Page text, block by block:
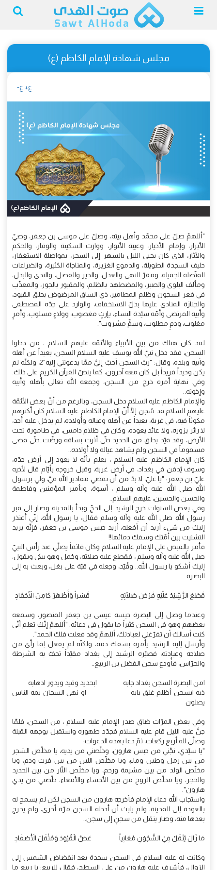
مجلس شهادة الإمام الكاظم (ع)
ع+ ع-
"أللهمّ صلّ على محمّد وأهل بيته، وصلّ على موسى بن جعفر، وصيّ
الأبرار، وإمام الأخيار، وعيبة الأنوار، ووارث السكينة والوقار، والحكم
والآثار، الذي كان يحيي الليل بالسهر إلى السحر، بمواصلة الاستغفار،
حليف السجدة الطويلة، والدموع الغزيرة، والمناجاة الكثيرة، والضراعات
المتّصلة الجميلة، ومقرّ النهى والعدل، والخير والفضل، والندى والبذل،
ومألف البلوى والصبر، والمضطهد بالظلم، والمقبور بالجور، والمعذّب
في قعر السجون وظلم المطامير، ذي الساق المرضوض بحلق القيود،
والجنازة المنادى عليها بذلّ الاستخفاف، والوارد على جدّه المصطفى
وأبيه المرتضى وأمّه سيّدة النساء، بإرثٍ مغصوب، وولاءٍ مسلوب، وأمرٍ
مغلوب، ودمٍ مطلوب، وسمٍّ مشروب".
لقد كان هناك من بين الأنبياء والأئمّة عليهم السلام ، من دخلوا
السجن، فقد دخل نبيّ الله يوسف عليه السلام السجن، بعيداً عن أهله
وأبيه وبلده، وقال: "ربّ السجن أحبّ إليَّ ممّا يدعونني إليه"2، ولكنّه لم
يكن وحيداً فريداً بل كان معه آخرون، كما ينصّ القرآن الكريم على ذلك.
وفي نهاية أمره خرج من السجن، وجمعه الله تعالى بأهله وأبيه
وإخوته..
والإمام الكاظم عليه السلام دخل السجن، وبالرغم من أنّ بعض الأئمّة
عليهم السلام قد سُجن إلّا أنّ الإمام الكاظم عليه السلام كان أكثرهم
مكوثاً فيه، في غربة، بعيداً عن أهله وعياله وأولاده، لم يدخل عليه أحد،
لا زائر يزوره، ولا عائد يعوده، وكان في ظلام دامس، في طامورة تحت
الأرض، وقد قيّد بحلق من الحديد حتّى أثرت بساقه ورضّت..حتّى قضى
مسموماً في السجن ولم يشاهد عياله ولا أولاده..
كان الإمام الكاظم عليه السلام ، يعلم بأنّه لا يعود إلى أرض جدّه،
وسوف يُدفن في بغداد، في أرض غربة، وقبل خروجه بأيّام قال لأخيه
عليّ بن جعفر: "يا عليّ، لا بدّ من أن تمضي مقادير الله فيَّ، ولي برسول
الله صلى الله عليه وآله وسلم ، أسوة، وبأمير المؤمنين وفاطمة
والحسن والحسين، عليهم السلام..
وفي بعض السنوات خرج الرشيد إلى الحجّ وبدأ بالمدينة وصار إلى قبر
رسول الله صلى الله عليه وآله وسلم فقال: يا رسول الله، إنّي أعتذر
إليك من شيء أريد أن أفعله، أريد حبس موسى بن جعفر، فإنّه يريد
التشتيت بين أمّتك وسفك دمائها!!
فأمر بالقبض على الإمام عليه السلام وكان قائماً يصلّي عند رأس النبيّ
صلى الله عليه وآله وسلم ، فقطع عليه صلاته، وحُمل وهو يبكي ويقول:
إليك أشكو يا رسول الله.. وقُيّد، وجعله في قبّة على بغل، وبعث به إلى
البصرة..
قَطَعَ الرَّشِيْدُ عَلَيْهِ فَرْضَ صَلَاتِهِ قَسْراً وَأَظْهَرَ كَامِنَ الْأَحْقَادِ
وعندما وصل إلى البصرة حبسه عيسى بن جعفر المنصور، وسمعه
بعضهم وهو في السجن كثيراً ما يقول في دعائه: "أللهمّ إنّك تعلم أنّي
كنت أسالك أن تفرّغني لعبادتك، أللهمّ وقد فعلت فلك الحمد".
وأرسل إليه الرشيد يأمره بسفك دمه، ولكنّه لم يفعل لِمَا رأى من
صلاحه وعبادته، فصيّره الرشيد إلى بغداد مقيّداً تحفّ به الشرطة
والحرّاس، فأُودع سجن الفضل بن الربيع..
امن البصرة السجن بغداد جابه ابحديد وقيد ويدور اذهابه
ذبه ابسجن أظلم غلق بابه او نهى السجان يمه الناس
يصلون
وفي بعض المرّات ضاق صدر الإمام عليه السلام ، من السجن، فلمّا
جنَّ عليه الليل قام عليه السلام فجدّد طهوره واستقبل بوجهه القبلة
وصلَّى لله أربع ركعات، ثمّ دعا بهذه الدعوات:
"يا سيّدي، نجِّني من حبس هارون، وخلّصني من يديه، يا مخلّص الشجر
من بين رمل وطين وماء، ويا مخلّص اللبن من بين فرث ودم، ويا
مخلّص الولد من بين مشيمة ورحم، ويا مخلّص النّار من بين الحديد
والحجر، ويا مخلّص الروح من بين الأحشاء والأمعاء، خلّصني من يدي
هارون".
واستجاب الله دعاء الإمام فأخرجه هارون من السجن لكن لم يسمح له
بالعودة إلى المدينة، ولم يلبث أن أدخله السجن مرّة أخرى، ولم يخرج
بعدها منه، وصار ينقل من سجنٍ إلى سجن..
مَا زَالَ يُنْقَلُ فِيْ السُّجُوْنِ مُعَانِياً عَضَّ الْقُيُوْدَ وَمُثْقَلَ الْأَصْفَادِ
وكانت له عليه السلام في السجن سجدة بعد انقضاض الشمس إلى
الزوال، فأشرف عليه هارون من على السطح، فقال للربيع: يا ربيع ما